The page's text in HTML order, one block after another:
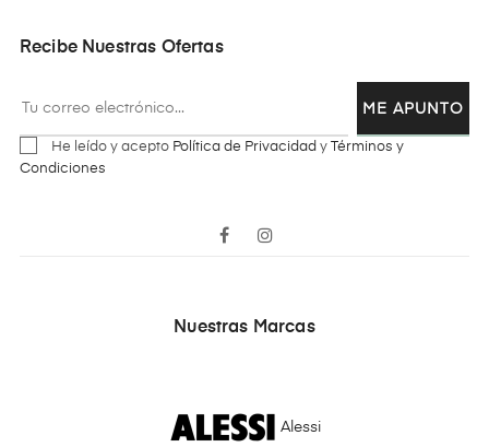
Recibe Nuestras Ofertas
ME APUNTO
He leído y acepto Política de Privacidad y
Términos y
Condiciones
Facebook
Nuestras Marcas
Alessi